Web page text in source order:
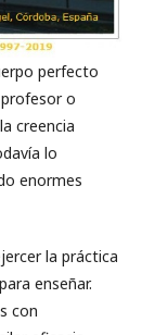
perfecto
o
creencia
lo
enormes
la práctica
enseñar.
con